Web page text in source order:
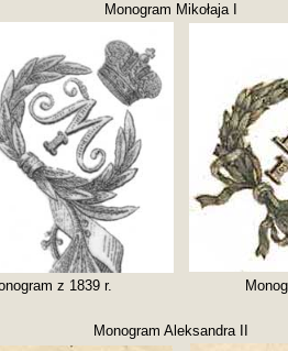
Monogram Mikołaja I
z 1839 r.
Monogram Aleksandra II